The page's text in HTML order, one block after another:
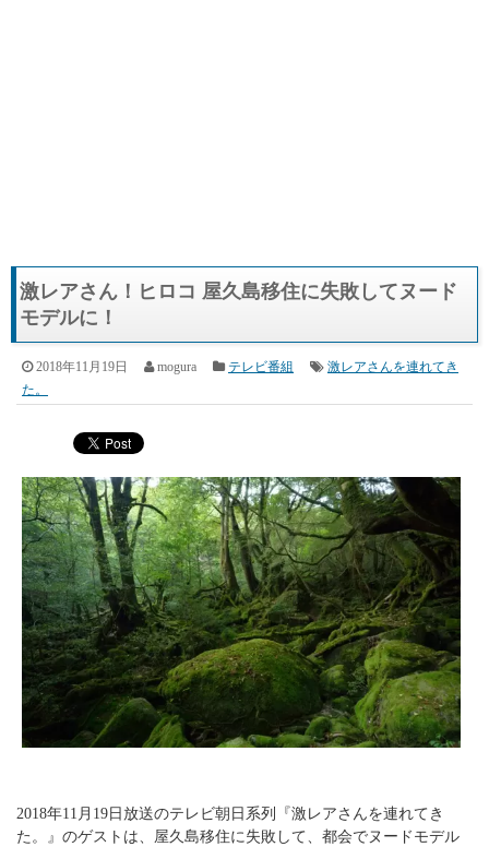
激レアさん！ヒロコ 屋久島移住に失敗してヌード
モデルに！
2018年11月19日 mogura テレビ番組
激レアさんを連れてき
た。
2018年11月19日放送のテレビ朝日系列『激レアさんを連れてき
た。』のゲストは、屋久島移住に失敗して、都会でヌードモデル